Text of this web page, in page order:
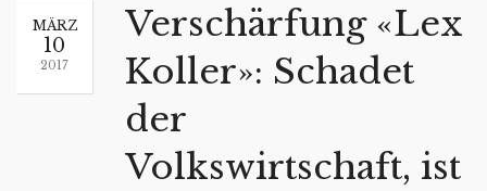
MÄRZ
10
2017
Verschärfung «Lex
Koller»: Schadet
der
Volkswirtschaft, ist